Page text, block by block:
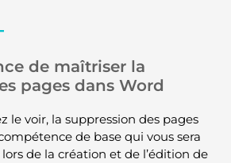
de maîtriser la
pages dans Word
le voir, la suppression des pages
de base qui vous sera
de la création et de l’édition de